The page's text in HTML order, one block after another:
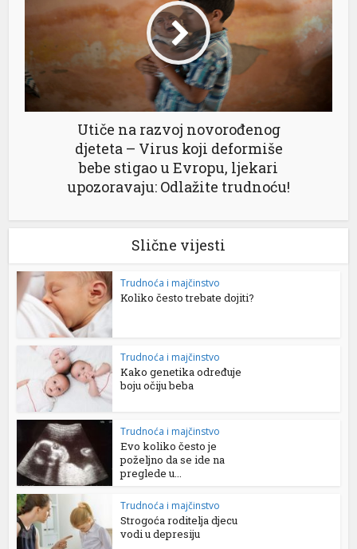
Utiče na razvoj novorođenog
djeteta – Virus koji deformiše
bebe stigao u Evropu, ljekari
upozoravaju: Odlažite trudnoću!
Slične vijesti
Trudnoća i majčinstvo
Koliko često trebate dojiti?
Trudnoća i majčinstvo
Kako genetika određuje
boju očiju beba
Trudnoća i majčinstvo
Evo koliko često je
poželjno da se ide na
preglede u...
Trudnoća i majčinstvo
Strogoća roditelja djecu
vodi u depresiju